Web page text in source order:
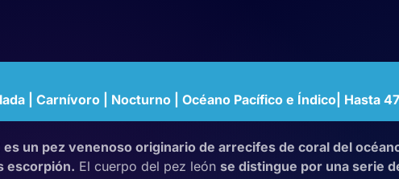
| Carnívoro | Nocturno | Océano Pacífico e Índico| Hasta
es un pez venenoso originario de arrecifes de coral del
escorpión. El cuerpo del pez león se distingue por una serie